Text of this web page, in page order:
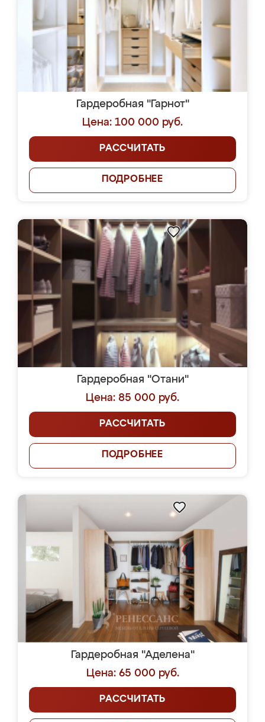
Гардеробная "Гарнот"
Цена: 100 000 руб.
РАССЧИТАТЬ
ПОДРОБНЕЕ
Гардеробная "Отани"
Цена: 85 000 руб.
РАССЧИТАТЬ
ПОДРОБНЕЕ
Гардеробная "Аделена"
Цена: 65 000 руб.
РАССЧИТАТЬ